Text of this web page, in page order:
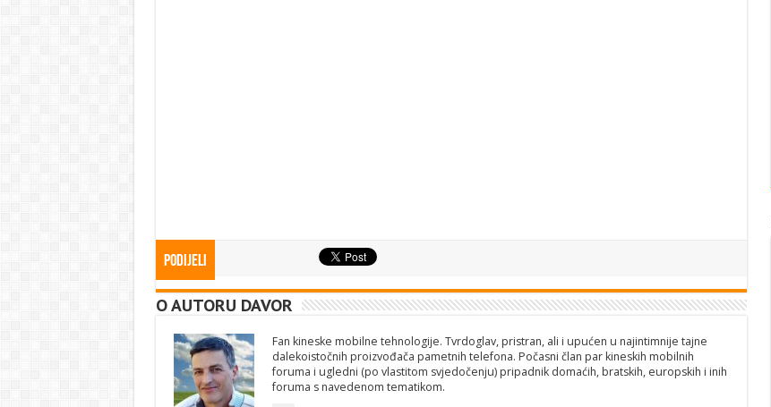
Podijeli
O AUTORU DAVOR
Fan kineske mobilne tehnologije. Tvrdoglav, pristran, ali i upućen u najintimnije tajne
dalekoistočnih proizvođača pametnih telefona. Počasni član par kineskih mobilnih
foruma i ugledni (po vlastitom svjedočenju) pripadnik domaćih, bratskih, europskih i inih
foruma s navedenom tematikom.